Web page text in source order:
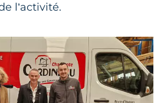
l’activité.